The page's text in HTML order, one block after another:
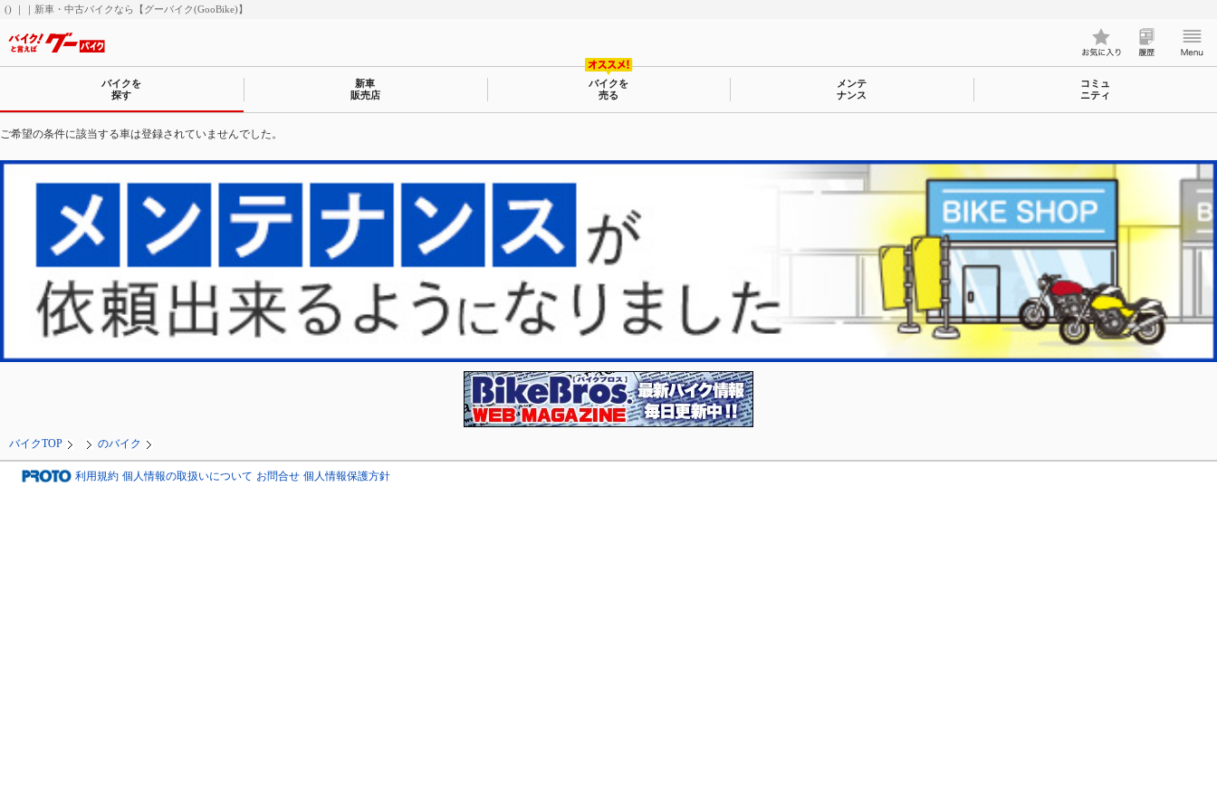
() ｜｜新車・中古バイクなら【グーバイク(GooBike)】
バイクを
探す
新車
販売店
バイクを
売る
メンテ
ナンス
コミュ
ニティ
ご希望の条件に該当する車は登録されていませんでした。
バイクTOP のバイク
利用規約 個人情報の取扱いについて お問合せ 個人情報保護方針